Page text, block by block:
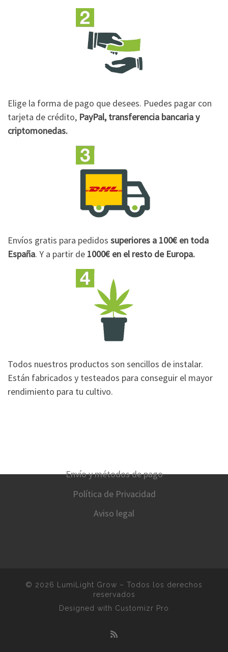
Elige la forma de pago que desees. Puedes pagar con
tarjeta de crédito, PayPal, transferencia bancaria y
criptomonedas.
Envíos gratis para pedidos superiores a 100€ en toda
España. Y a partir de 1000€ en el resto de Europa.
Todos nuestros productos son sencillos de instalar.
Están fabricados y testeados para conseguir el mayor
rendimiento para tu cultivo.
Envío y métodos de pago
Política de Privacidad
Aviso legal
© 2026 LumiLight Grow – Todos los derechos
reservados
Designed with Customizr Pro